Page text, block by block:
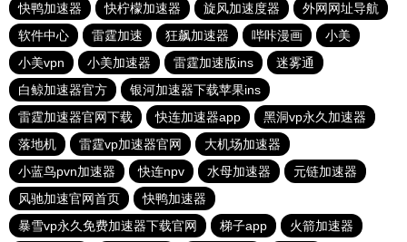
快鸭加速器
快柠檬加速器 旋风加速度器
外网网址导航
软件中心
雷霆加速 狂飙加速器 哔咔漫画
小美
小美vpn
小美加速器 雷霆加速版ins
迷雾通
白鲸加速器官方
银河加速器下载苹果ins
雷霆加速器官网下载
快连加速器app
黑洞vp永久加速器
落地机
雷霆vp加速器官网
大机场加速器
小蓝鸟pvn加速器
快连npv 水母加速器
元链加速器
风驰加速官网首页
快鸭加速器
暴雪vp永久免费加速器下载官网
梯子app 火箭加速器